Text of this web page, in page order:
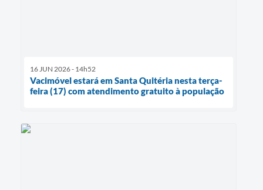
16 JUN 2026 - 14h52
Vacimóvel estará em Santa Quitéria nesta terça-
feira (17) com atendimento gratuito à população